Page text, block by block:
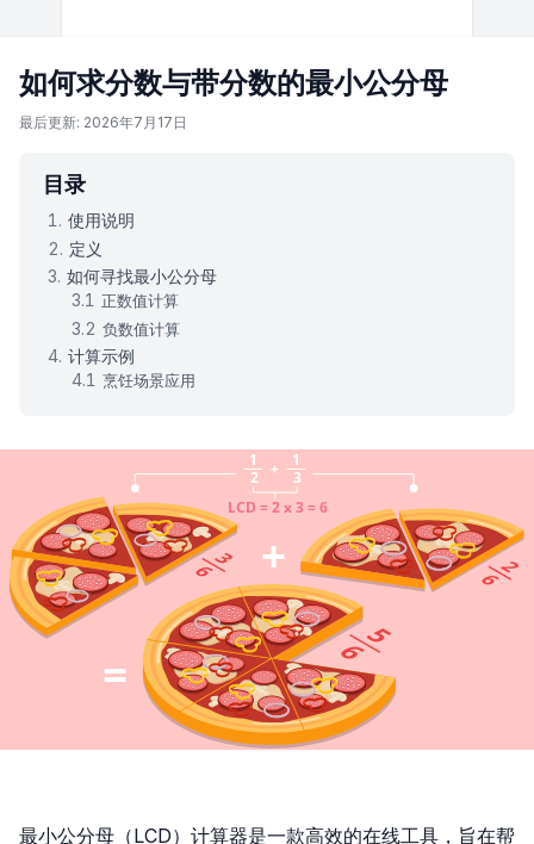
如何求分数与带分数的最小公分母
最后更新: 2026年7月17日
目录
使用说明
定义
如何寻找最小公分母
正数值计算
负数值计算
计算示例
烹饪场景应用
最小公分母（LCD）计算器是一款高效的在线工具，旨在帮